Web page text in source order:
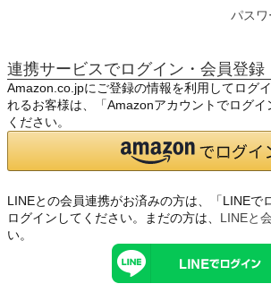
パスワ
連携サービスでログイン・会員登録
Amazon.co.jpにご登録の情報を利用してログ
れるお客様は、「Amazonアカウントでログイ
ください。
LINEとの会員連携がお済みの方は、「LINEで
ログインしてください。まだの方は、 LINEと
い。